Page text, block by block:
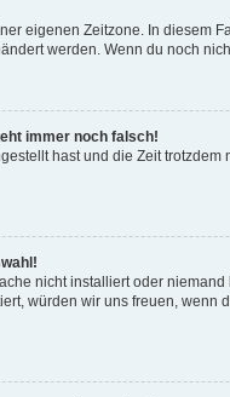
eigenen Zeitzone. In diesem
werden. Wenn du noch
immer noch falsch!
hast und die Zeit
nicht installiert oder
würden wir uns freuen,